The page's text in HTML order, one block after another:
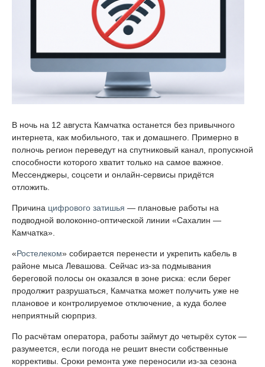
В ночь на 12 августа Камчатка останется без привычного
интернета, как мобильного, так и домашнего. Примерно в
полночь регион переведут на спутниковый канал, пропускной
способности которого хватит только на самое важное.
Мессенджеры, соцсети и онлайн-сервисы придётся
отложить.
Причина цифрового затишья — плановые работы на
подводной волоконно-оптической линии «Сахалин —
Камчатка».
«Ростелеком» собирается перенести и укрепить кабель в
районе мыса Левашова. Сейчас из-за подмывания
береговой полосы он оказался в зоне риска: если берег
продолжит разрушаться, Камчатка может получить уже не
плановое и контролируемое отключение, а куда более
неприятный сюрприз.
По расчётам оператора, работы займут до четырёх суток —
разумеется, если погода не решит внести собственные
коррективы. Сроки ремонта уже переносили из-за сезона